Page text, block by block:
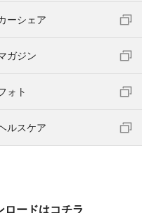
ーシェア
ガジン
ォト
ルスケア
ロードはコチラ